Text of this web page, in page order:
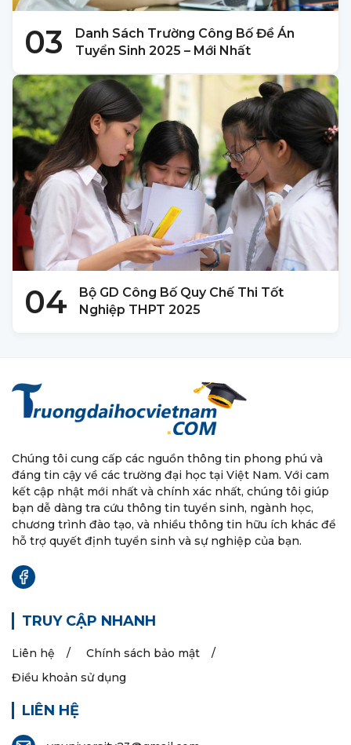
03
Danh Sách Trường Công Bố Đề Án
Tuyển Sinh 2025 – Mới Nhất
04
Bộ GD Công Bố Quy Chế Thi Tốt
Nghiệp THPT 2025
Chúng tôi cung cấp các nguồn thông tin phong phú và
đáng tin cậy về các trường đại học tại Việt Nam. Với cam
kết cập nhật mới nhất và chính xác nhất, chúng tôi giúp
bạn dễ dàng tra cứu thông tin tuyển sinh, ngành học,
chương trình đào tạo, và nhiều thông tin hữu ích khác để
hỗ trợ quyết định tuyển sinh và sự nghiệp của bạn.
TRUY CẬP NHANH
Liên hệ
Chính sách bảo mật
Điều khoản sử dụng
LIÊN HỆ